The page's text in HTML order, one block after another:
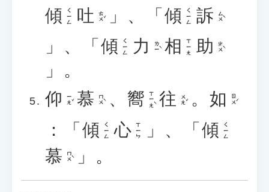
傾 ㄑㄧㄥ 吐 ㄊㄨˇ 」、「 傾 ㄑㄧㄥ 訴 ㄙㄨˋ
」、「 傾 ㄑㄧㄥ 力 ㄌㄧˋ 相 ㄒㄧㄤ 助 ㄓㄨˋ
」。
仰 ㄧㄤˇ 慕 ㄇㄨˋ 、 嚮 ㄒㄧㄤˋ 往 ㄨㄤˇ 。 如 ㄖㄨˊ
：「 傾 ㄑㄧㄥ 心 ㄒㄧㄣ 」、「 傾 ㄑㄧㄥ
慕 ㄇㄨˋ 」。